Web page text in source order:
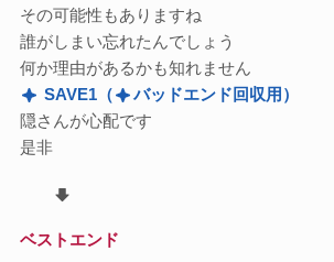
その可能性もありますね
誰がしまい忘れたんでしょう
何か理由があるかも知れません
SAVE1（
バッドエンド回収用）
隠さんが心配です
是非
ベストエンド